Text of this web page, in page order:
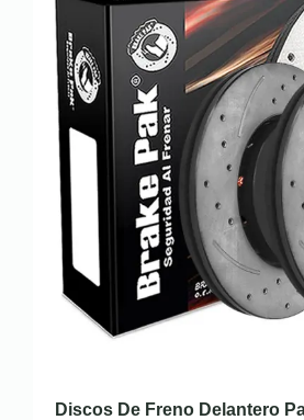
Discos De Freno Delantero